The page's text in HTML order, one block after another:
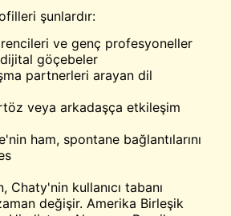
şunlardır:
ve genç profesyoneller
göçebeler
partnerleri arayan dil
veya arkadaşça etkileşim
ham, spontane bağlantılarını
Chaty'nin kullanıcı tabanı
değişir. Amerika Birleşik